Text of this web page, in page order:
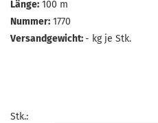
Länge: 100 m
Nummer: 1770
Versandgewicht:- kg je Stk.
Stk.: